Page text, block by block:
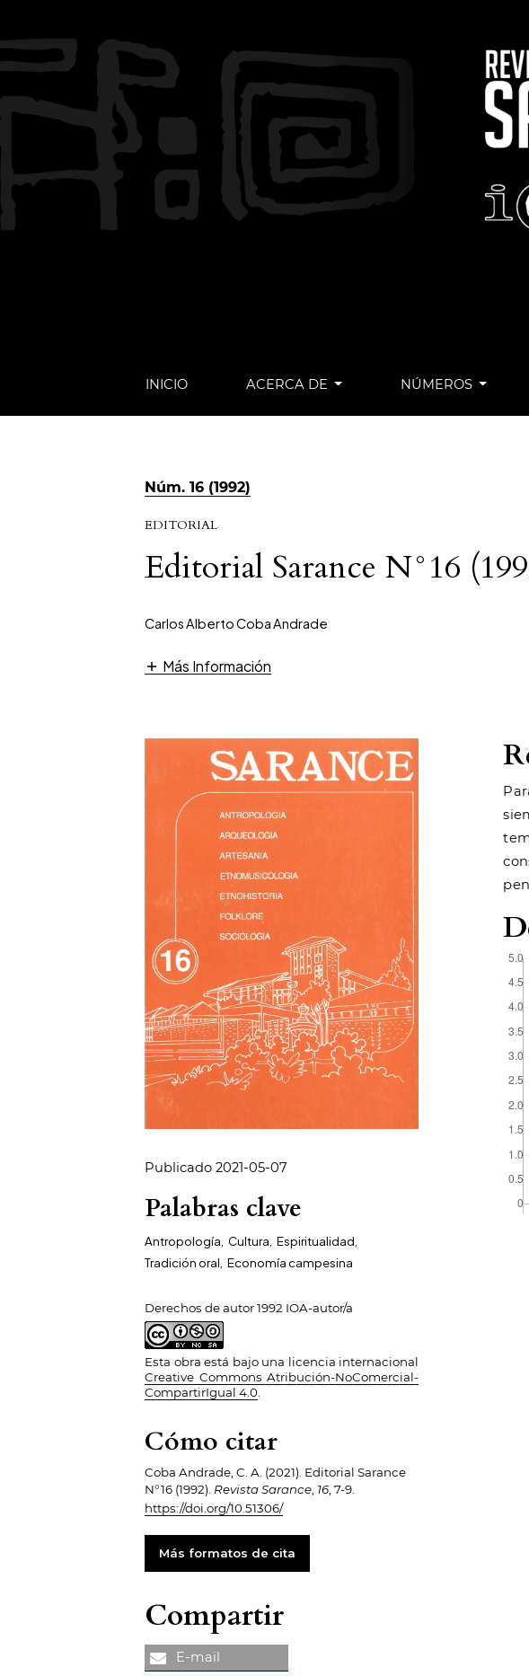
INICIO ACERCA DE NÚMEROS
Núm. 16 (1992)
EDITORIAL
Editorial Sarance N°16
Carlos Alberto Coba Andrade
Más Información
Publicado 2021-05-07
Palabras clave
Antropología Cultura Espiritualidad
Tradición oral Economía campesina
Derechos de autor 1992 IOA-autor/a
Esta obra está bajo una licencia internacional
Creative Commons Atribución-NoComercial-
CompartirIgual 4.0.
Cómo citar
Coba Andrade, C. A. (2021). Editorial Sarance
N°16 (1992). Revista Sarance, 16, 7-9.
https://doi.org/10.51306/
Más formatos de cita
Compartir